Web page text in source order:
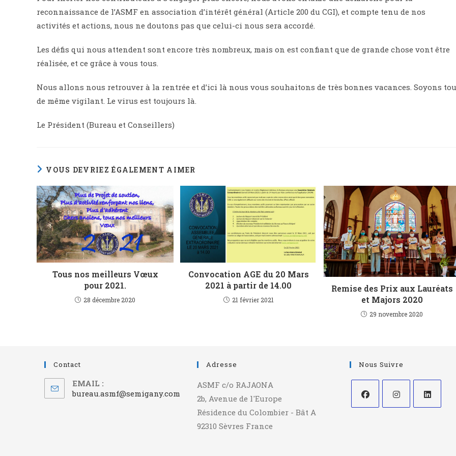
reconnaissance de l’ASMF en association d’intérêt général (Article 200 du CGI), et compte tenu de nos
activités et actions, nous ne doutons pas que celui-ci nous sera accordé.
Les défis qui nous attendent sont encore très nombreux, mais on est confiant que de grande chose vont être
réalisée, et ce grâce à vous tous.
Nous allons nous retrouver à la rentrée et d’ici là nous vous souhaitons de très bonnes vacances. Soyons
de même vigilant. Le virus est toujours là.
Le Président (Bureau et Conseillers)
VOUS DEVRIEZ ÉGALEMENT AIMER
Tous nos meilleurs Vœux
pour 2021.
28 décembre 2020
Convocation AGE du 20 Mars
2021 à partir de 14.00
21 février 2021
Remise des Prix aux Lauréats
et Majors 2020
29 novembre 2020
Contact
EMAIL :
bureau.asmf@semigany.com
Adresse
ASMF c/o RAJAONA
2b, Avenue de l'Europe
Résidence du Colombier - Bât A
92310 Sèvres France
Nous Suivre